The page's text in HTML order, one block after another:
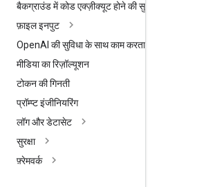
बैकग्राउंड में कोड एक्ज़ीक्यूट होने की सुविधा
फ़ाइल इनपुट
OpenAI की सुविधा के साथ काम करता है
मीडिया का रिज़ॉल्यूशन
टोकन की गिनती
प्रॉम्प्ट इंजीनियरिंग
लॉग और डेटासेट
सुरक्षा
फ़्रेमवर्क